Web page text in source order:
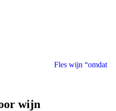
Fles wijn “omdat
wijn